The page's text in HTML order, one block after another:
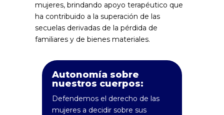
mujeres, brindando apoyo terapéutico que
ha contribuido a la superación de las
secuelas derivadas de la pérdida de
familiares y de bienes materiales.
Autonomía sobre
nuestros cuerpos:
Defendemos el derecho de las
mujeres a decidir sobre sus